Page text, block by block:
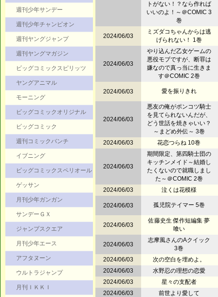
週刊少年サンデー
週刊少年チャンピオン
週刊ヤングジャンプ
週刊ヤングマガジン
ビッグコミックスピリッツ
ヤングアニマル
モーニング
ビッグコミックオリジナル
ビッグコミック
週刊コミックバンチ
イブニング
ビッグコミックスペリオール
ゲッサン
月刊少年ガンガン
サンデーＧＸ
ジャンプスクエア
月刊少年エース
アフタヌーン
ウルトラジャンプ
月刊ＩＫＫＩ
トがない！？なら作れば
いいのよ！～＠COMIC 3
巻
2024/06/03
ミズダコちゃんからは逃
げられない！ 1巻
2024/06/03
やり込んだ乙女ゲームの
悪役モブですが、断罪は
嫌なので真っ当に生きま
す＠COMIC 2巻
2024/06/03 愛を振りきれ
2024/06/03
悪友の俺がポンコツ騎士
を見てられないんだが、
どう世話を焼きゃいい？
～まどめ外伝～ 3巻
2024/06/03
花恋つらね 10巻
2024/06/03
期間限定、第四騎士団の
キッチンメイド～結婚し
たくないので就職しまし
た～＠COMIC 2巻
2024/06/03
泣くは花模様
2024/06/03 孤児院テイマー 5巻
2024/06/03
佐藤史生 傑作短編集 夢
喰い
2024/06/03
志摩風さんのAクイック
3巻
2024/06/03
次の空白を埋めよ。
2024/06/03
水野忍の理想の恋愛
2024/06/03
星々の支配者
2024/06/03
前世より愛して